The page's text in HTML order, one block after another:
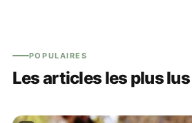
POPULAIRES
Les articles les plus lus